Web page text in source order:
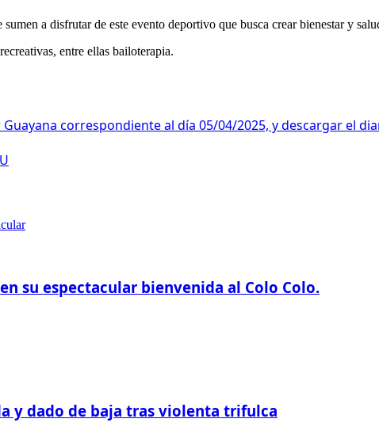
a disfrutar de este evento deportivo que busca crear bienestar y
entre ellas bailoterapia.
correspondiente al día 05/04/2025, y descargar el
su espectacular bienvenida al Colo Colo.
y dado de baja tras violenta trifulca